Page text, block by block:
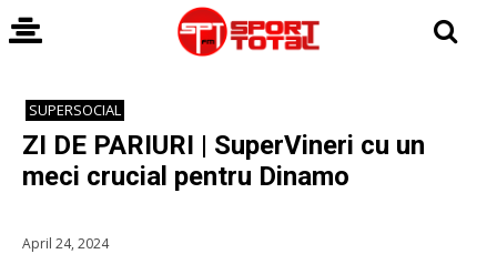
SUPERSOCIAL
ZI DE PARIURI | SuperVineri cu un
meci crucial pentru Dinamo
April 24, 2024